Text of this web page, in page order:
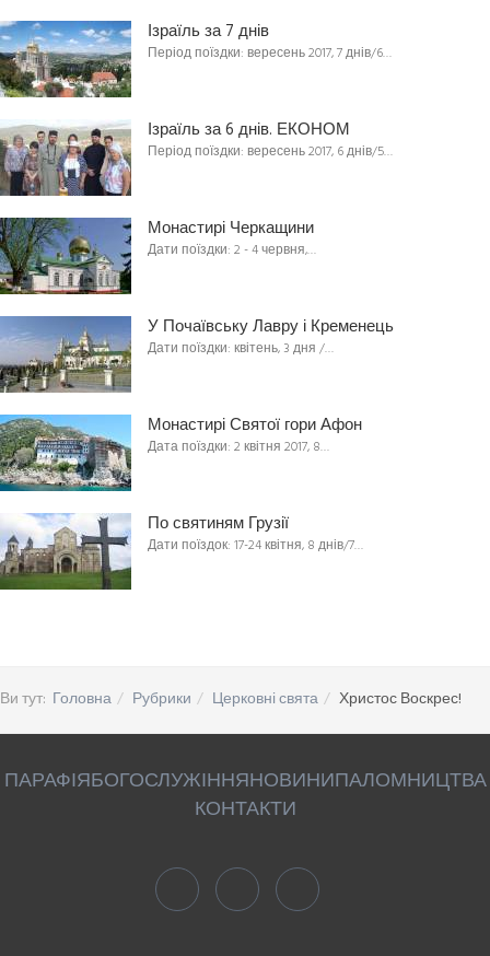
Ізраїль за 7 днів
Період поїздки: вересень 2017, 7 днів/6…
Ізраїль за 6 днів. ЕКОНОМ
Період поїздки: вересень 2017, 6 днів/5…
Монастирі Черкащини
Дати поїздки: 2 - 4 червня,…
У Почаївську Лавру і Кременець
Дати поїздки: квітень, 3 дня /…
Монастирі Святої гори Афон
Дата поїздки: 2 квітня 2017, 8…
По святиням Грузії
Дати поїздок: 17-24 квітня, 8 днів/7…
Ви тут: Головна Рубрики Церковні свята Христос Воскрес!
ПАРАФІЯБОГОСЛУЖІННЯНОВИНИПАЛОМНИЦТВА
КОНТАКТИ